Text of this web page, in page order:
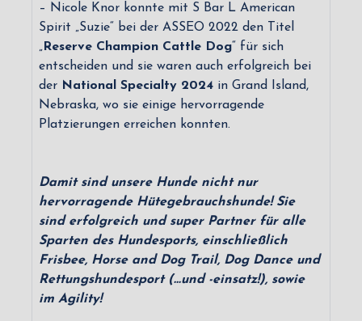
– Nicole Knor konnte mit S Bar L American
Spirit „Suzie“ bei der ASSEO 2022 den Titel
„ Reserve Champion Cattle Dog“ für sich
entscheiden und sie waren auch erfolgreich bei
der National Specialty 2024 in Grand Island,
Nebraska, wo sie einige hervorragende
Platzierungen erreichen konnten.
Damit sind unsere Hunde nicht nur
hervorragende Hütegebrauchshunde! Sie
sind erfolgreich und super Partner für alle
Sparten des Hundesports, einschließlich
Frisbee, Horse and Dog Trail, Dog Dance und
Rettungshundesport (…und -einsatz!), sowie
im Agility!